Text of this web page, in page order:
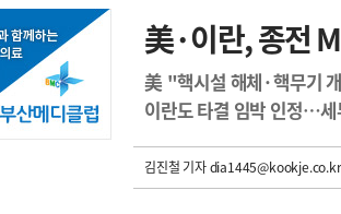
美·이란, 종전
美 "핵시설 해체·핵무기
이란도 타결 임박 인정…세
김진철 기자dia1445@kookje.co.kr